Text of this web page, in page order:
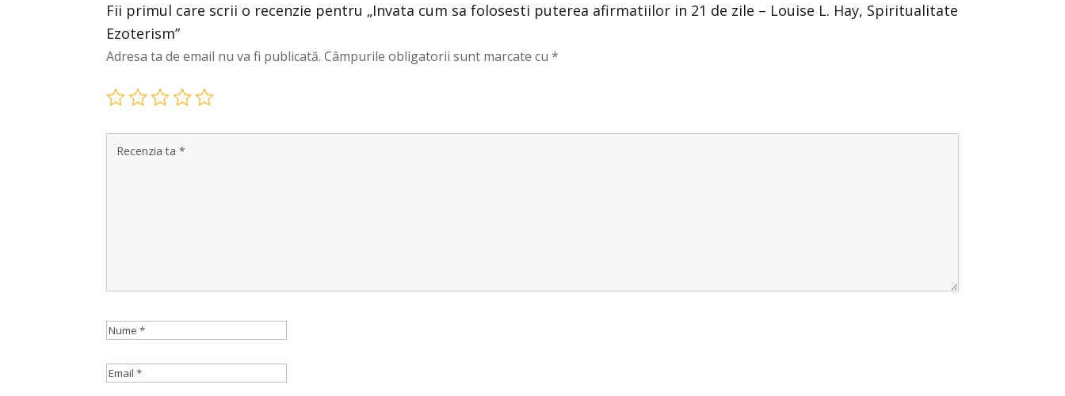
Fii primul care scrii o recenzie pentru „Invata cum sa folosesti puterea afirmatiilor in 21 de zile – Louise L. Hay, Spiritualitate
Ezoterism”
Adresa ta de email nu va fi publicată. Câmpurile obligatorii sunt marcate cu*